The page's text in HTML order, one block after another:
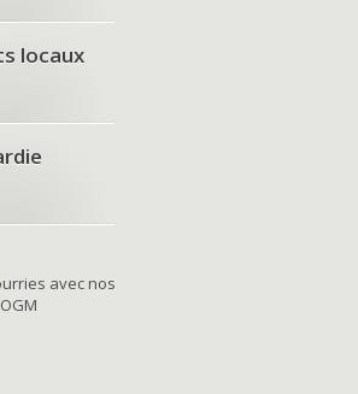
locaux
avec nos